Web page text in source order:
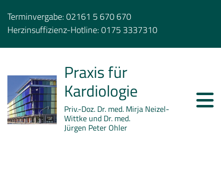
Terminvergabe:02161 5 670 670
Herzinsuffizienz-Hotline:0175 3337310
Praxis für
Kardiologie
Priv.-Doz. Dr. med. Mirja Neizel-
Wittke und Dr. med.
Jürgen Peter Ohler